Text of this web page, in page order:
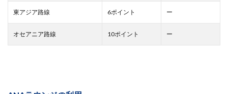
東アジア路線 6ポイント ー
オセアニア路線 10ポイント ー